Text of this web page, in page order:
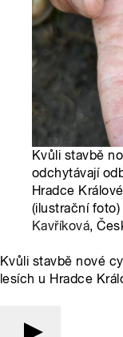
Kvůli stavbě
odchytávají
Hradce
(ilustrační
Kavříková,
Kvůli stavbě nové
lesích u Hradce